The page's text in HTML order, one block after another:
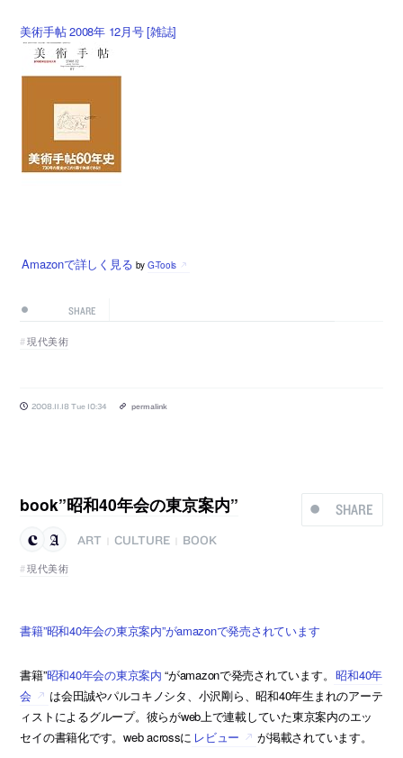
美術手帖 2008年 12月号 [雑誌]
Amazonで詳しく見る by G-Tools
SHARE
現代美術
2008.11.18 Tue 10:34 permalink
SHARE
book”昭和40年会の東京案内”
ART CULTURE
BOOK
現代美術
書籍”昭和40年会の東京案内”がamazonで発売されています
書籍”昭和40年会の東京案内 “がamazonで発売されています。 昭和40年
会
は会田誠やパルコキノシタ、小沢剛ら、昭和40年生まれのアーテ
ィストによるグループ。彼らがweb上で連載していた東京案内のエッ
セイの書籍化です。web acrossに レビュー が掲載されています。